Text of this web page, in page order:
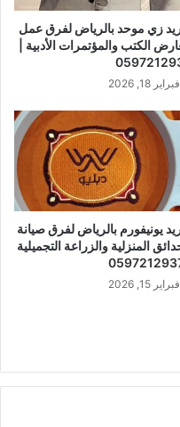
زي موحد بالرياض لفرق عمل
الكتب والمؤتمرات الأدبية |
فبراير 18, 2026
يونيفورم بالرياض لفرق صيانة
المنزلية والزراعة التجميلية
فبراير 15, 2026